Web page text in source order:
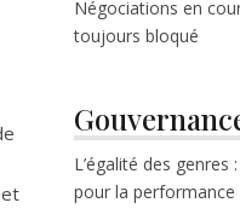
Négociations en
toujours bloqué
L’égalité des genres
pour la performance